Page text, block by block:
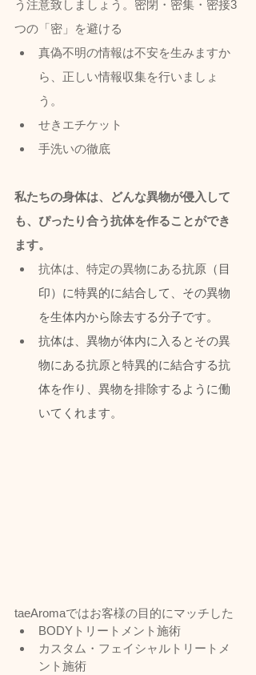
う注意致しましょう。密閉・密集・密接3
つの「密」を避ける
真偽不明の情報は不安を生みますか
ら、正しい情報収集を行いましょ
う。
せきエチケット
手洗いの徹底
私たちの身体は、どんな異物が侵入して
も、ぴったり合う抗体を作ることができ
ます。
抗体は、特定の異物にある抗原（目
印）に特異的に結合して、その異物
を生体内から除去する分子です。
抗体は、異物が体内に入るとその異
物にある抗原と特異的に結合する抗
体を作り、異物を排除するように働
いてくれます。
taeAromaではお客様の目的にマッチした
BODYトリートメント施術
カスタム・フェイシャルトリートメ
ント施術